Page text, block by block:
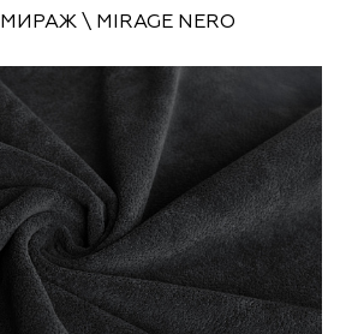
МИРАЖ \ MIRAGE NERO